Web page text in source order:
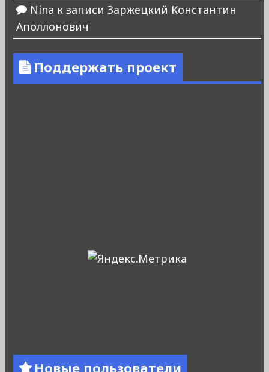
Nina к записи Заржецкий Константин
Аполлонович
Поддержать проект
Новые пользователи